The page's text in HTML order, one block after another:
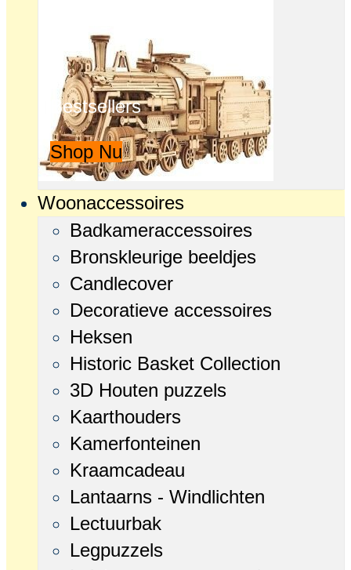
Bestsellers
Shop Nu
Woonaccessoires
Badkameraccessoires
Bronskleurige beeldjes
Candlecover
Decoratieve accessoires
Heksen
Historic Basket Collection
3D Houten puzzels
Kaarthouders
Kamerfonteinen
Kraamcadeau
Lantaarns - Windlichten
Lectuurbak
Legpuzzels